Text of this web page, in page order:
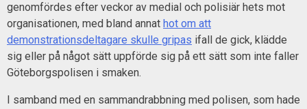
genomfördes efter veckor av medial och polisiär hets mot
organisationen, med bland annat hot om att
demonstrationsdeltagare skulle gripas ifall de gick, klädde
sig eller på något sätt uppförde sig på ett sätt som inte faller
Göteborgspolisen i smaken.
I samband med en sammandrabbning med polisen, som hade